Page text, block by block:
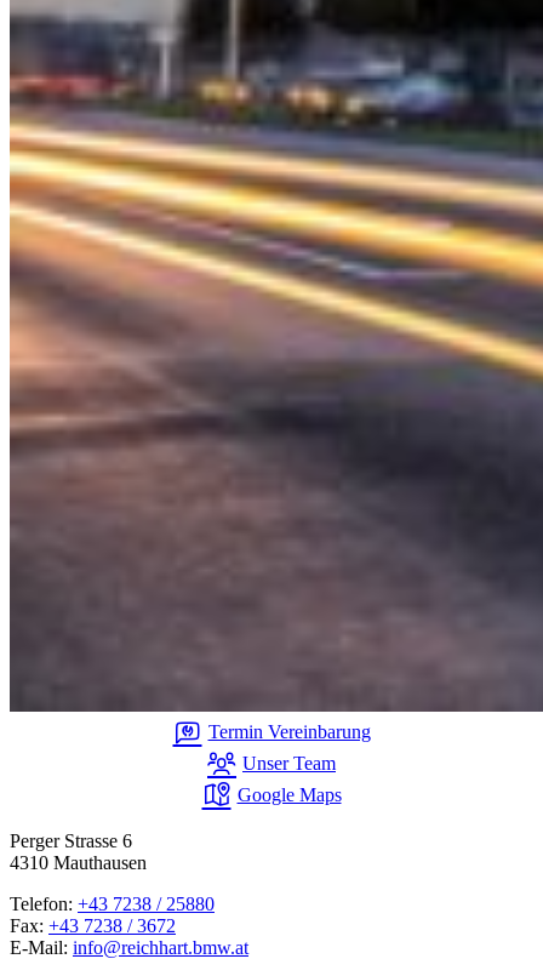
Termin Vereinbarung
Unser Team
Google Maps
Perger Strasse 6
4310 Mauthausen
Telefon: +43 7238 / 25880
Fax: +43 7238 / 3672
E-Mail: info@reichhart.bmw.at